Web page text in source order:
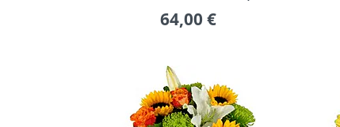
64,00 €